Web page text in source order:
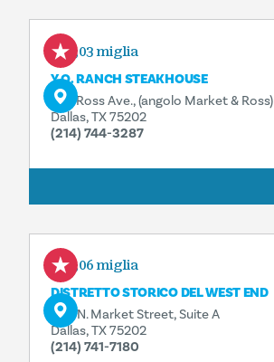
0,03 miglia
Y.O. RANCH STEAKHOUSE
702 Ross Ave., (angolo Market & Ross)
Dallas, TX 75202
(214) 744-3287
0,06 miglia
DISTRETTO STORICO DEL WEST END
208 N. Market Street, Suite A
Dallas, TX 75202
(214) 741-7180